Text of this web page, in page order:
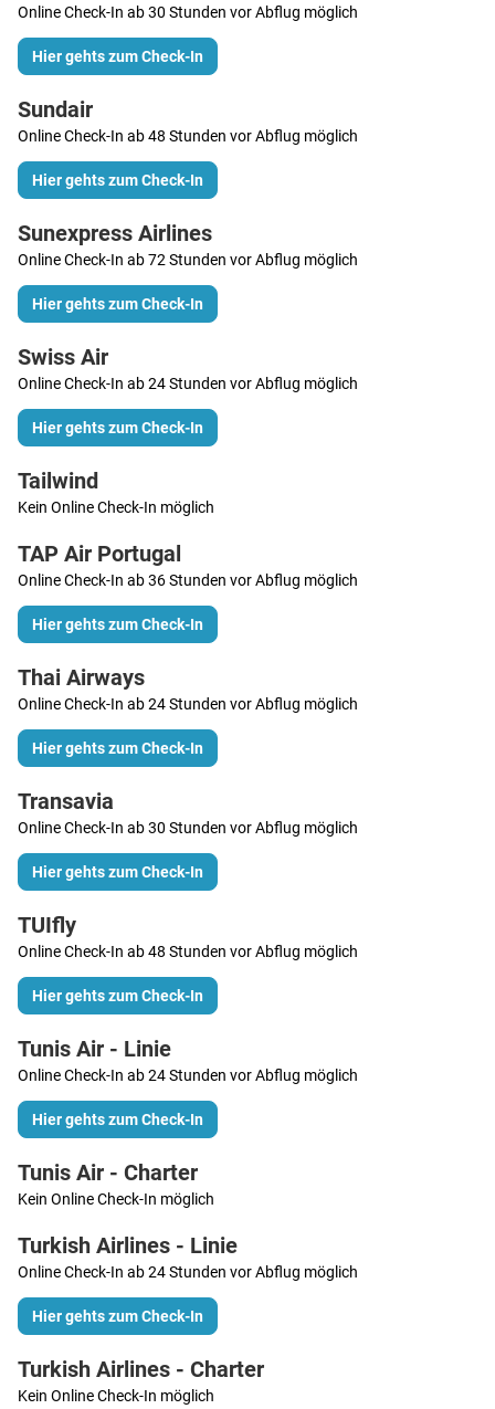
Online Check-In ab 30 Stunden vor Abflug möglich
Hier gehts zum Check-In
Sundair
Online Check-In ab 48 Stunden vor Abflug möglich
Hier gehts zum Check-In
Sunexpress Airlines
Online Check-In ab 72 Stunden vor Abflug möglich
Hier gehts zum Check-In
Swiss Air
Online Check-In ab 24 Stunden vor Abflug möglich
Hier gehts zum Check-In
Tailwind
Kein Online Check-In möglich
TAP Air Portugal
Online Check-In ab 36 Stunden vor Abflug möglich
Hier gehts zum Check-In
Thai Airways
Online Check-In ab 24 Stunden vor Abflug möglich
Hier gehts zum Check-In
Transavia
Online Check-In ab 30 Stunden vor Abflug möglich
Hier gehts zum Check-In
TUIfly
Online Check-In ab 48 Stunden vor Abflug möglich
Hier gehts zum Check-In
Tunis Air - Linie
Online Check-In ab 24 Stunden vor Abflug möglich
Hier gehts zum Check-In
Tunis Air - Charter
Kein Online Check-In möglich
Turkish Airlines - Linie
Online Check-In ab 24 Stunden vor Abflug möglich
Hier gehts zum Check-In
Turkish Airlines - Charter
Kein Online Check-In möglich